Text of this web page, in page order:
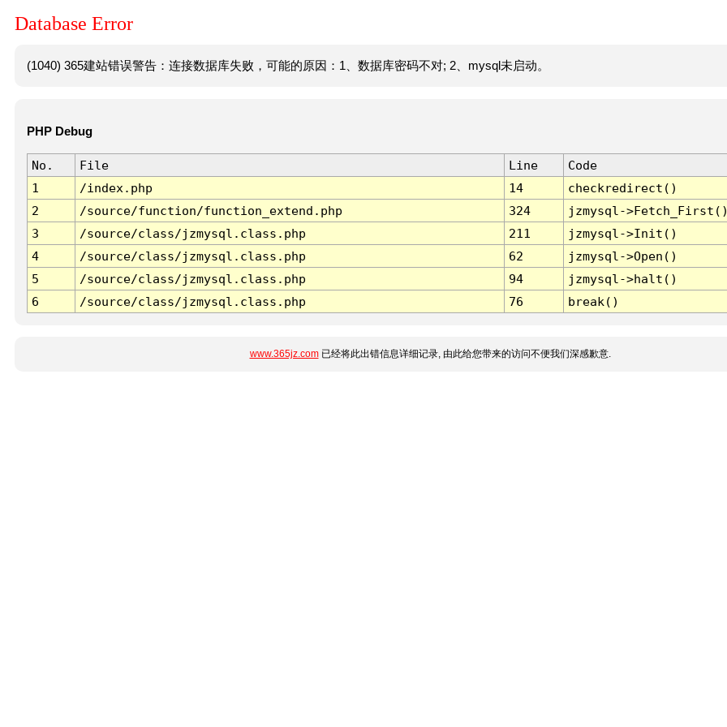
Database Error
(1040) 365建站错误警告：连接数据库失败，可能的原因：1、数据库密码不对; 2、mysql未启动。
PHP Debug
No. File Line
Code
1
/index.php 14
checkredirect()
2
/source/function/function_extend.php 324
jzmysql-
3
/source/class/jzmysql.class.php 211
jzmysql->Init()
4
/source/class/jzmysql.class.php 62
jzmysql->Open()
5
/source/class/jzmysql.class.php 94
jzmysql->halt()
6
/source/class/jzmysql.class.php 76 break()
www.365jz.com已经将此出错信息详细记录, 由此给您带来的访问不便我们深感歉意.